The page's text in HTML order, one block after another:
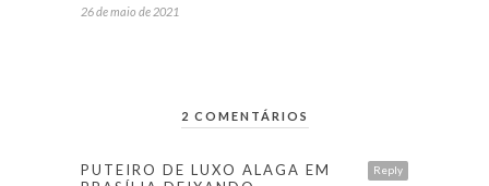
26 de maio de 2021
2 COMENTÁRIOS
Reply
PUTEIRO DE LUXO ALAGA EM